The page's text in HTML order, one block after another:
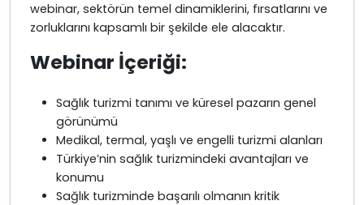
webinar, sektörün temel dinamiklerini, fırsatlarını ve
zorluklarını kapsamlı bir şekilde ele alacaktır.
Webinar İçeriği:
Sağlık turizmi tanımı ve küresel pazarın genel
görünümü
Medikal, termal, yaşlı ve engelli turizmi alanları
Türkiye’nin sağlık turizmindeki avantajları ve
konumu
Sağlık turizminde başarılı olmanın kritik